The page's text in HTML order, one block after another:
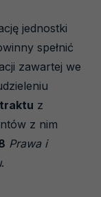
jednostki
spełnić
zawartej we
z
z nim
Prawa i
.